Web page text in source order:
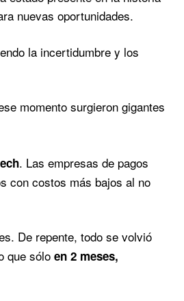
nuevas oportunidades.
la incertidumbre y los
momento surgieron gigantes
. Las empresas de pagos
con costos más bajos al no
De repente, todo se volvió
que sólo en 2 meses,